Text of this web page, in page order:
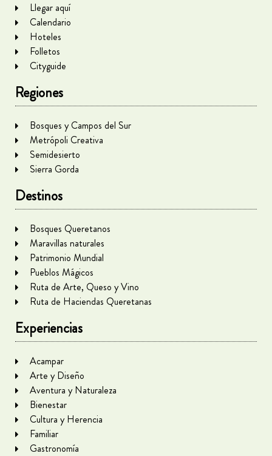
Llegar aquí
Calendario
Hoteles
Folletos
Cityguide
Regiones
Bosques y Campos del Sur
Metrópoli Creativa
Semidesierto
Sierra Gorda
Destinos
Bosques Queretanos
Maravillas naturales
Patrimonio Mundial
Pueblos Mágicos
Ruta de Arte, Queso y Vino
Ruta de Haciendas Queretanas
Experiencias
Acampar
Arte y Diseño
Aventura y Naturaleza
Bienestar
Cultura y Herencia
Familiar
Gastronomía